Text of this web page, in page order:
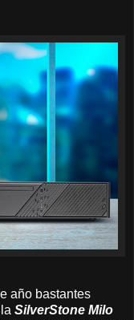
año bastantes
SilverStone Milo